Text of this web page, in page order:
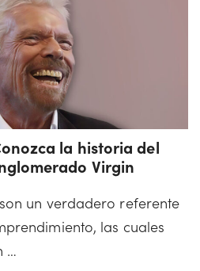
la historia del
Virgin
un verdadero referente
las cuales
…